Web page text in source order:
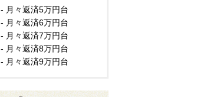
- 月々返済5万円台
- 月々返済6万円台
- 月々返済7万円台
- 月々返済8万円台
- 月々返済9万円台